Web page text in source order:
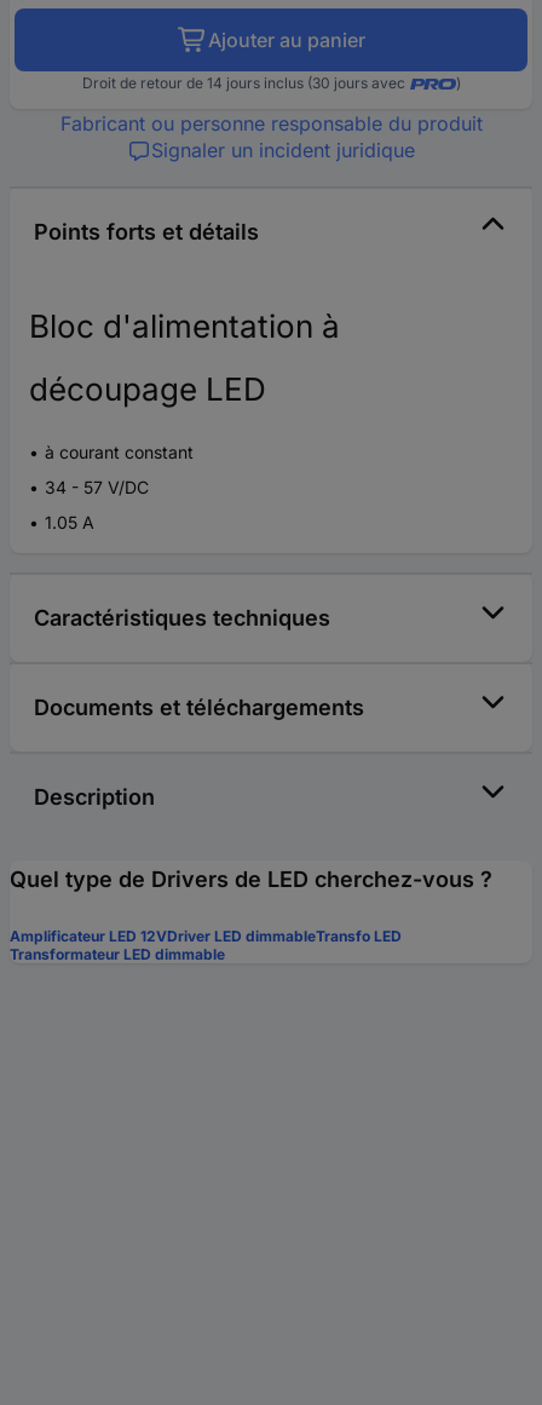
Ajouter au panier
Droit de retour de 14 jours inclus (30 jours avec )
Fabricant ou personne responsable du produit
Signaler un incident juridique
Points forts et détails
Bloc d'alimentation à
découpage LED
à courant constant
34 - 57 V/DC
1.05 A
Caractéristiques techniques
Documents et téléchargements
Description
Quel type de Drivers de LED cherchez-vous ?
Amplificateur LED 12VDriver LED dimmableTransfo LED
Transformateur LED dimmable